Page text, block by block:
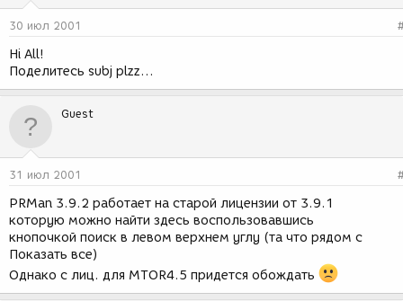
м
ы
д
30 июл 2001
Hi All!
Поделитесь subj plzz...
Guest
31 июл 2001
PRMan 3.9.2 работает на старой лицензии от 3.9.1
которую можно найти здесь воспользовавшись
кнопочкой поиск в левом верхнем углу (та что рядом с
Показать все)
Однако с лиц. для MTOR4.5 придется обождать